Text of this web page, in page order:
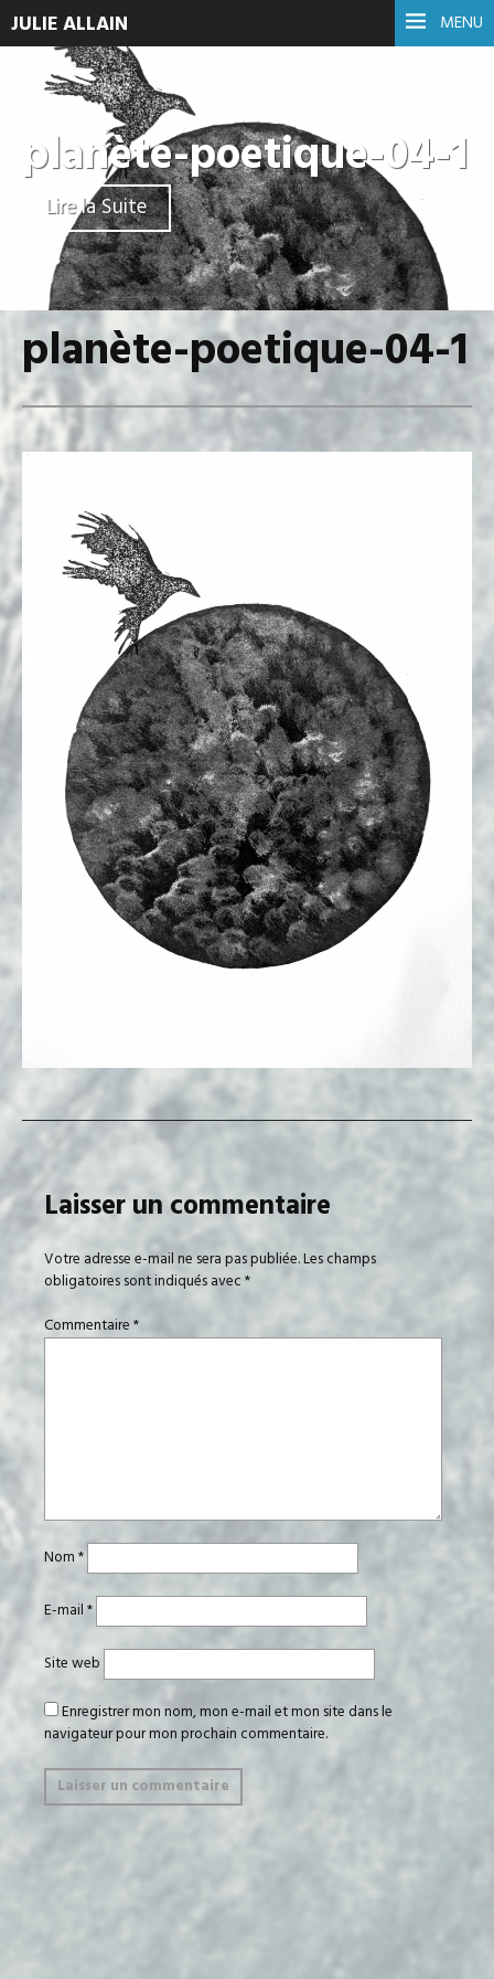
MENU
JULIE ALLAIN
planète-poetique-04-1
Lire la Suite
planète-poetique-04-1
Laisser un commentaire
Votre adresse e-mail ne sera pas publiée.Les champs
obligatoires sont indiqués avec*
Commentaire*
Nom*
E-mail*
Site web
Enregistrer mon nom, mon e-mail et mon site dans le
navigateur pour mon prochain commentaire.